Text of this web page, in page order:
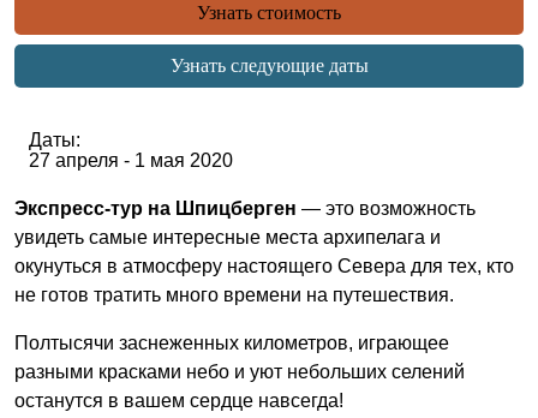
Узнать стоимость
Узнать следующие даты
Даты:
27 апреля - 1 мая 2020
Экспресс-тур на Шпицберген — это возможность
увидеть самые интересные места архипелага и
окунуться в атмосферу настоящего Севера для тех, кто
не готов тратить много времени на путешествия.
Полтысячи заснеженных километров, играющее
разными красками небо и уют небольших селений
останутся в вашем сердце навсегда!